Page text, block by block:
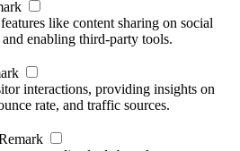
like content sharing on social
enabling third-party tools.
interactions, providing insights on
rate, and traffic sources.